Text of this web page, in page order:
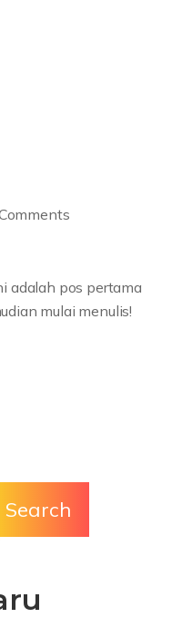
adalah pos pertama
mulai menulis!
Search